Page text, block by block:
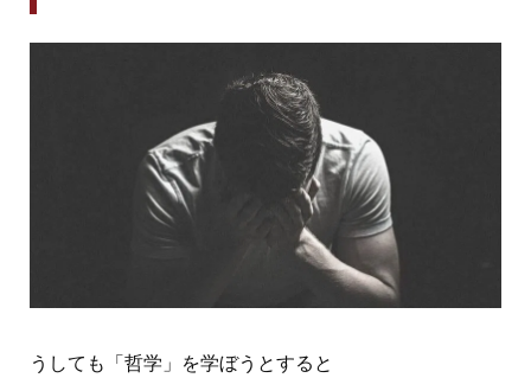
うしても「哲学」を学ぼうとすると